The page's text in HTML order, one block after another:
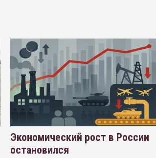
Экономический рост в России
остановился